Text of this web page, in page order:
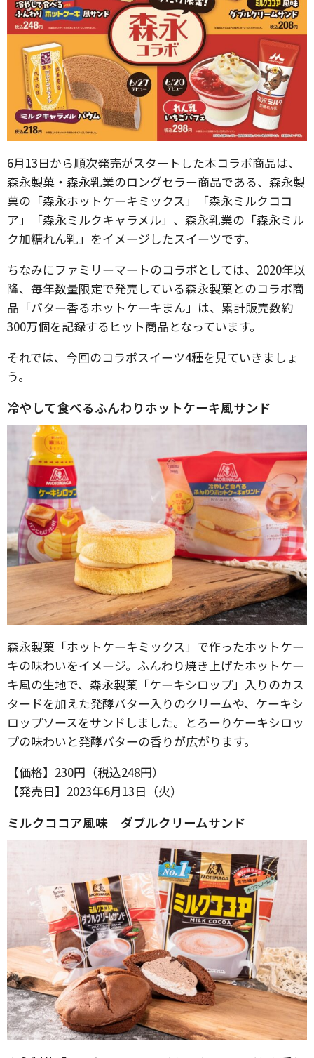
6月13日から順次発売がスタートした本コラボ商品は、
森永製菓・森永乳業のロングセラー商品である、森永製
菓の「森永ホットケーキミックス」「森永ミルクココ
ア」「森永ミルクキャラメル」、森永乳業の「森永ミル
ク加糖れん乳」をイメージしたスイーツです。
ちなみにファミリーマートのコラボとしては、2020年以
降、毎年数量限定で発売している森永製菓とのコラボ商
品「バター香るホットケーキまん」は、累計販売数約
300万個を記録するヒット商品となっています。
それでは、今回のコラボスイーツ4種を見ていきましょ
う。
冷やして食べるふんわりホットケーキ風サンド
森永製菓「ホットケーキミックス」で作ったホットケー
キの味わいをイメージ。ふんわり焼き上げたホットケー
キ風の生地で、森永製菓「ケーキシロップ」入りのカス
タードを加えた発酵バター入りのクリームや、ケーキシ
ロップソースをサンドしました。とろーりケーキシロッ
プの味わいと発酵バターの香りが広がります。
【価格】230円（税込248円）
【発売日】2023年6月13日（火）
ミルクココア風味 ダブルクリームサンド